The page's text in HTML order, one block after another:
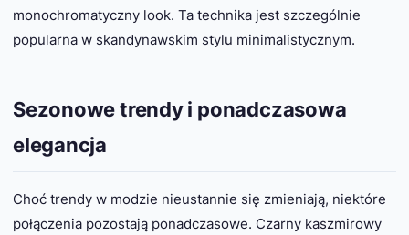
monochromatyczny look. Ta technika jest szczególnie
popularna w skandynawskim stylu minimalistycznym.
Sezonowe trendy i ponadczasowa
elegancja
Choć trendy w modzie nieustannie się zmieniają, niektóre
połączenia pozostają ponadczasowe. Czarny kaszmirowy